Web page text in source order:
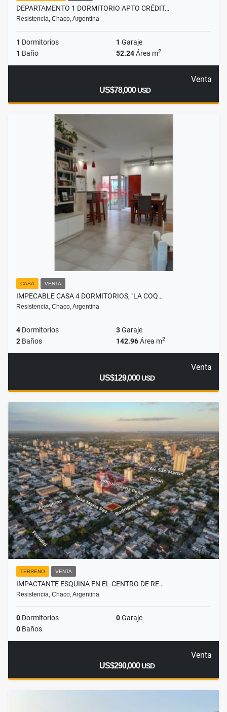
DEPARTAMENTO 1 DORMITORIO APTO CRÉDIT…
Resistencia, Chaco, Argentina
1 Dormitorios 1 Garaje
1 Baño 52.24Área m2
Venta
US$78,000USD
CASA VENTA
IMPECABLE CASA 4 DORMITORIOS, "LA COQ…
Resistencia, Chaco, Argentina
4 Dormitorios 3Garaje
2 Baños 142.96Área m2
Venta
US$129,000USD
TERRENO VENTA
IMPACTANTE ESQUINA EN EL CENTRO DE RE…
Resistencia, Chaco, Argentina
0 Dormitorios 0Garaje
0 Baños
Venta
US$290,000USD